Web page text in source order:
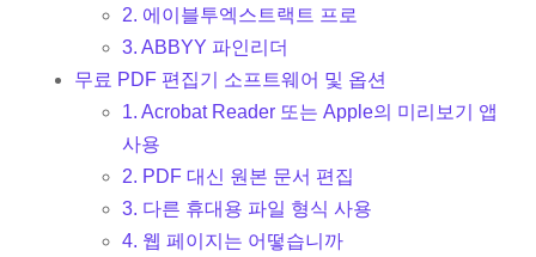
2. 에이블투엑스트랙트 프로
3. ABBYY 파인리더
무료 PDF 편집기 소프트웨어 및 옵션
1. Acrobat Reader 또는 Apple의 미리보기 앱
사용
2. PDF 대신 원본 문서 편집
3. 다른 휴대용 파일 형식 사용
4. 웹 페이지는 어떻습니까